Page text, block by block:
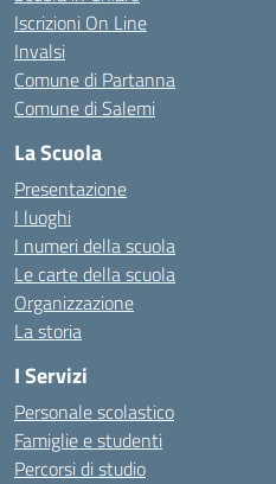
Iscrizioni On Line
Invalsi
Comune di Partanna
Comune di Salemi
La Scuola
Presentazione
I luoghi
I numeri della scuola
Le carte della scuola
Organizzazione
La storia
I Servizi
Personale scolastico
Famiglie e studenti
Percorsi di studio